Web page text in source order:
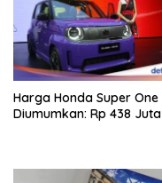
Harga Honda Super One
Diumumkan: Rp 438 Juta